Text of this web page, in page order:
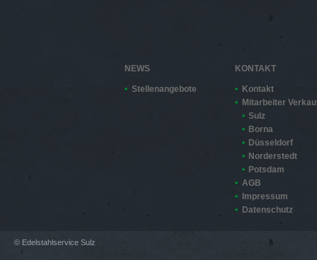
NEWS
Stellenangebote
KONTAKT
Kontakt
Mitarbeiter
Sulz
Borna
Düsseldorf
Norderstedt
Potsdam
AGB
Impressum
Datenschutz
© Edelstahlservice Sulz